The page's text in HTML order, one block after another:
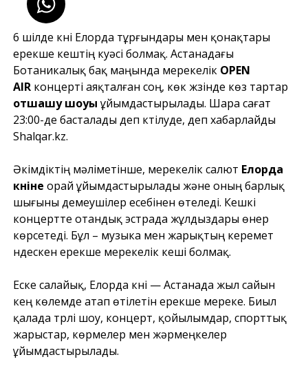
6 шілде күні Елорда тұрғындары мен қонақтары
ерекше кештің куәсі болмақ. Астанадағы
Ботаникалық бақ маңында мерекелік OPEN
AIRконцерті аяқталған соң, көк жүзінде көз тартар
отшашу шоуы ұйымдастырылады. Шара сағат
23:00-де басталады деп күтілуде, деп хабарлайды
Shalqar.kz.
Әкімдіктің мәліметінше, мерекелік салют Елорда
күніне орай ұйымдастырылады және оның барлық
шығыны демеушілер есебінен өтеледі. Кешкі
концертте отандық эстрада жұлдыздары өнер
көрсетеді. Бұл – музыка мен жарықтың керемет
үндескен ерекше мерекелік кеші болмақ.
Еске салайық, Елорда күні — Астанада жыл сайын
кең көлемде атап өтілетін ерекше мереке. Биыл
қалада түрлі шоу, концерт, қойылымдар, спорттық
жарыстар, көрмелер мен жәрмеңкелер
ұйымдастырылады.